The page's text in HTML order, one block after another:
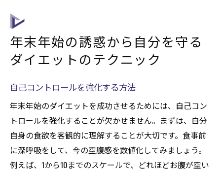
年末年始の誘惑から自分を守る
ダイエットのテクニック
自己コントロールを強化する方法
年末年始のダイエットを成功させるためには、自己コン
トロールを強化することが欠かせません。まずは、自分
自身の食欲を客観的に理解することが大切です。食事前
に深呼吸をして、今の空腹感を数値化してみましょう。
例えば、1から10までのスケールで、どれほどお腹が空い